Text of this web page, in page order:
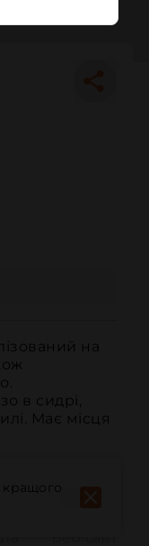
на
в сидрі,
Має місця
кращого